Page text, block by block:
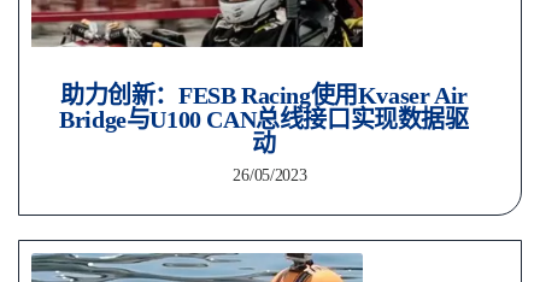
助力创新：FESB Racing使用Kvaser Air
Bridge与U100 CAN总线接口实现数据驱
动
26/05/2023